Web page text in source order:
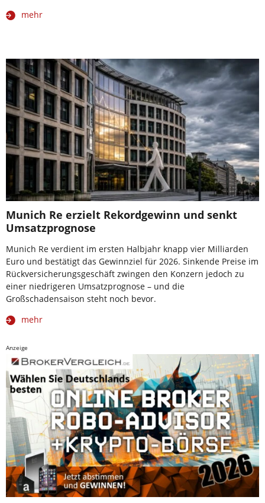
mehr
Munich Re erzielt Rekordgewinn und senkt
Umsatzprognose
Munich Re verdient im ersten Halbjahr knapp vier Milliarden
Euro und bestätigt das Gewinnziel für 2026. Sinkende Preise im
Rückversicherungsgeschäft zwingen den Konzern jedoch zu
einer niedrigeren Umsatzprognose – und die
Großschadensaison steht noch bevor.
mehr
Anzeige